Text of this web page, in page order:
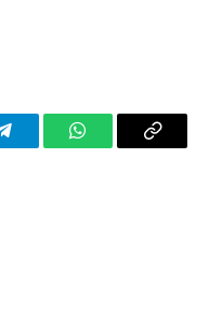
TelegramWhatsAppCopy